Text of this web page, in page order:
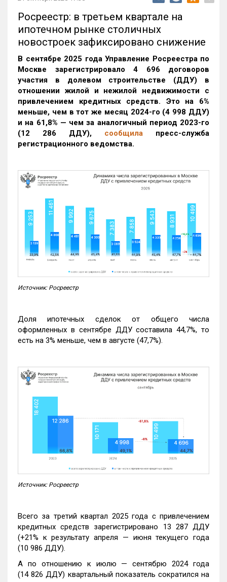
Росреестр: в третьем квартале на
ипотечном рынке столичных
новостроек зафиксировано снижение
В сентябре 2025 года Управление Росреестра по
Москве зарегистрировало 4 696 договоров
участия в долевом строительстве (ДДУ) в
отношении жилой и нежилой недвижимости с
привлечением кредитных средств. Это на 6%
меньше, чем в тот же месяц 2024-го (4 998 ДДУ)
и на 61,8% — чем за аналогичный период 2023-го
(12 286 ДДУ), сообщила пресс-служба
регистрационного ведомства.
Источник: Росреестр
Доля ипотечных сделок от общего числа
оформленных в сентябре ДДУ составила 44,7%, то
есть на 3% меньше, чем в августе (47,7%).
Источник: Росреестр
Всего за третий квартал 2025 года с привлечением
кредитных средств зарегистрировано 13 287 ДДУ
(+21% к результату апреля — июня текущего года
(10 986 ДДУ).
А по отношению к июлю — сентябрю 2024 года
(14 826 ДДУ) квартальный показатель сократился на